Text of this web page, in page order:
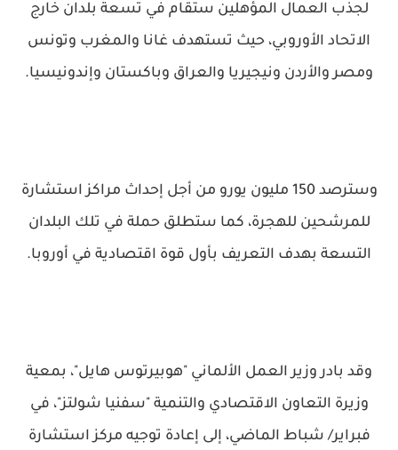
لجذب العمال المؤهلين ستقام في تسعة بلدان خارج
الاتحاد الأوروبي، حيث تستهدف غانا والمغرب وتونس
ومصر والأردن ونيجيريا والعراق وباكستان وإندونيسيا.
وسترصد 150 مليون يورو من أجل إحداث مراكز استشارة
للمرشحين للهجرة، كما ستطلق حملة في تلك البلدان
التسعة بهدف التعريف بأول قوة اقتصادية في أوروبا.
وقد بادر وزير العمل الألماني "هوبيرتوس هايل"، بمعية
وزيرة التعاون الاقتصادي والتنمية "سفنيا شولتز"، في
فبراير/ شباط الماضي، إلى إعادة توجيه مركز استشارة